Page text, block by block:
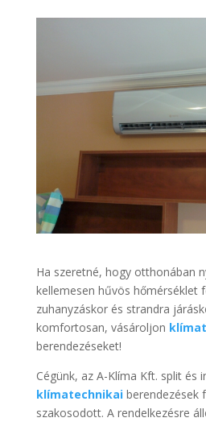
Ha szeretné, hogy otthonában
kellemesen hűvös hőmérséklet
zuhanyzáskor és strandra
komfortosan, vásároljon
berendezéseket!
Cégünk, az A-Klíma Kft. split és
klímatechnikai berendezések
szakosodott. A rendelkezésre